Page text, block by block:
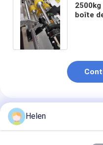
boîte
Produits Recommandés
Helen